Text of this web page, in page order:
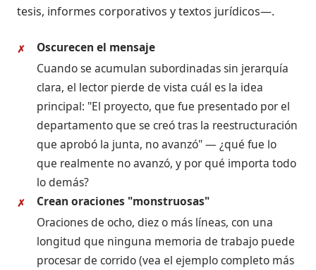
tesis, informes corporativos y textos jurídicos—.
✗
Oscurecen el mensaje
Cuando se acumulan subordinadas sin jerarquía
clara, el lector pierde de vista cuál es la idea
principal: "El proyecto, que fue presentado por el
departamento que se creó tras la reestructuración
que aprobó la junta, no avanzó" — ¿qué fue lo
que realmente no avanzó, y por qué importa todo
lo demás?
✗
Crean oraciones "monstruosas"
Oraciones de ocho, diez o más líneas, con una
longitud que ninguna memoria de trabajo puede
procesar de corrido (vea el ejemplo completo más